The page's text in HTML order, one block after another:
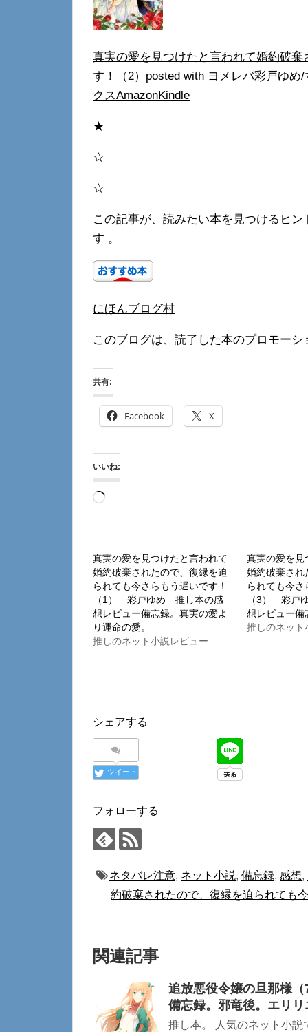
真実の愛を見つけたと言われて婚約破
す！（2） posted with ヨメレバ彩戸ゆめ/
クスAmazonKindle
★
☆
☆
この記事が、読みたい本を見つけるヒ
す 。
にほんブログ村
このブログは、読了した本のプロモー
共有:
Facebook X
いいね:
読
み
中…
真実の愛を見つけたと言われて
婚約破棄されたので、復縁を迫
られても今さらもう遅いです！
（1） 彩戸ゆめ 推し本の感
想レビュー備忘録。真実の愛よ
り運命の愛。
推しのネット小説レビュー
真実の愛を見
婚約破棄され
られても今
（3） 彩戸
想レビュー備
推しのネット
シェアする
ツイート
フォローする
ネタバレ注意, ネット小説, 備忘録, 感想,
約破棄されたので、復縁を迫られても
関連記事
追放悪役令嬢の旦那様
備忘録。邪竜後。エリ
推し本。 人気のネット小